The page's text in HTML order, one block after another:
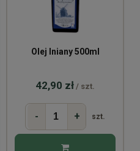
Olej lniany 500ml
42,90 zł / szt.
- + szt.